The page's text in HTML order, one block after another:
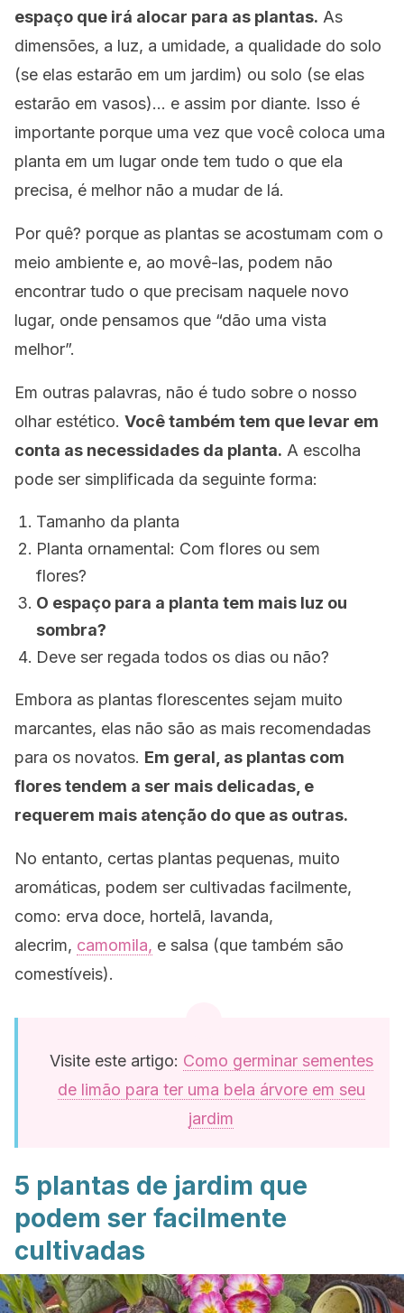
espaço que irá alocar para as plantas. As
dimensões, a luz, a umidade, a qualidade do solo
(se elas estarão em um jardim) ou solo (se elas
estarão em vasos)… e assim por diante. Isso é
importante porque uma vez que você coloca uma
planta em um lugar onde tem tudo o que ela
precisa, é melhor não a mudar de lá.
Por quê? porque as plantas se acostumam com o
meio ambiente e, ao movê-las, podem não
encontrar tudo o que precisam naquele novo
lugar, onde pensamos que “dão uma vista
melhor”.
Em outras palavras, não é tudo sobre o nosso
olhar estético. Você também tem que levar em
conta as necessidades da planta. A escolha
pode ser simplificada da seguinte forma:
Tamanho da planta
Planta ornamental: Com flores ou sem
flores?
O espaço para a planta tem mais luz ou
sombra?
Deve ser regada todos os dias ou não?
Embora as plantas florescentes sejam muito
marcantes, elas não são as mais recomendadas
para os novatos. Em geral, as plantas com
flores tendem a ser mais delicadas, e
requerem mais atenção do que as outras.
No entanto, certas plantas pequenas, muito
aromáticas, podem ser cultivadas facilmente,
como: erva doce, hortelã, lavanda,
alecrim, camomila, e salsa (que também são
comestíveis).
Visite este artigo: Como germinar sementes
de limão para ter uma bela árvore em seu
jardim
5 plantas de jardim que
podem ser facilmente
cultivadas